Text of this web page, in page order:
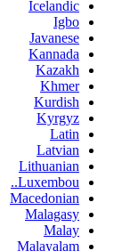
Icelandic
Igbo
Javanese
Kannada
Kazakh
Khmer
Kurdish
Kyrgyz
Latin
Latvian
Lithuanian
Luxembou..
Macedonian
Malagasy
Malay
Malayalam